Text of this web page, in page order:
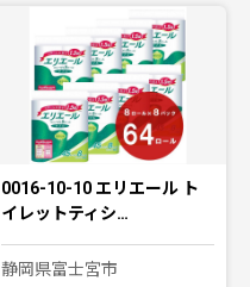
0016-10-10 エリエール ト
イレットティシ…
静岡県富士宮市